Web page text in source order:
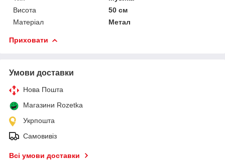
Висота
50 см
Матеріал
Метал
Приховати
Умови доставки
Нова Пошта
Магазини Rozetka
Укрпошта
Самовивіз
Всі умови доставки